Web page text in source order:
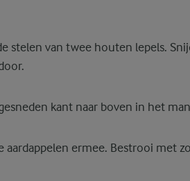
stelen van twee houten lepels.
kant naar boven in het
aardappelen ermee. Bestrooi met